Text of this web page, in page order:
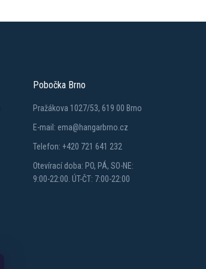
Pobočka Brno
Pražákova 1027/53, 619 00 Brno
E-mail: ema@hangarbrno.cz
Telefon: +420 721 641 232
Otevírací doba: PO, PÁ, SO-NE:
9:00-22:00. ÚT-ČT: 7:00-22:00